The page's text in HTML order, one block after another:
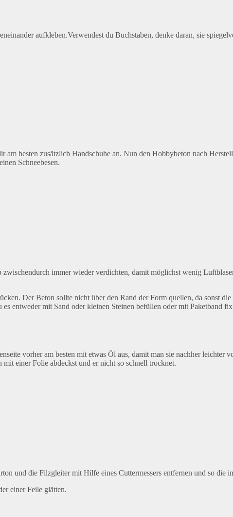
aufkleben.Verwendest du Buchstaben, denke daran, sie
besten zusätzlich Handschuhe an. Nun den Hobbybeton nach
Schneebesen.
immer wieder verdichten, damit möglichst wenig
Der Beton sollte nicht über den Rand der Form quellen, da sonst
entweder mit Sand oder kleinen Steinen befüllen oder mit Paketband
vorher am besten mit etwas Öl aus, damit man sie nachher leichter
einer Folie abdeckst und er nicht so schnell trocknet.
und die Filzgleiter mit Hilfe eines Cuttermessers entfernen und so die
einer Feile glätten.